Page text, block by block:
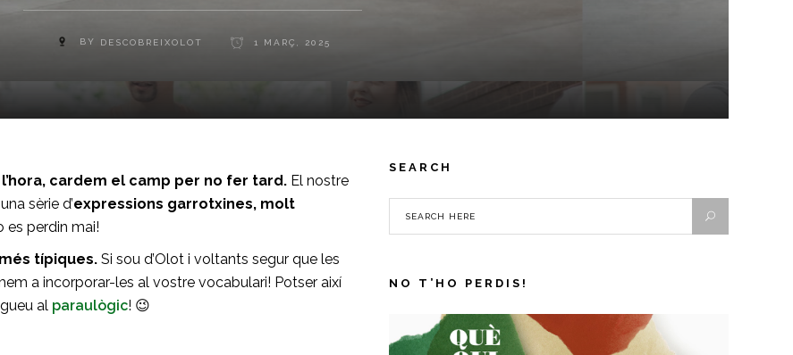
BY DESCOBREIXOLOT 1 MARÇ, 2025
cardem el camp per no fer tard. El nostre
sèrie d’expressions garrotxines, molt
es perdin mai!
típiques. Si sou d’Olot i voltants segur que les
a incorporar-les al vostre vocabulari! Potser així
al paraulògic! 😉
SEARCH
NO T’HO PERDIS!